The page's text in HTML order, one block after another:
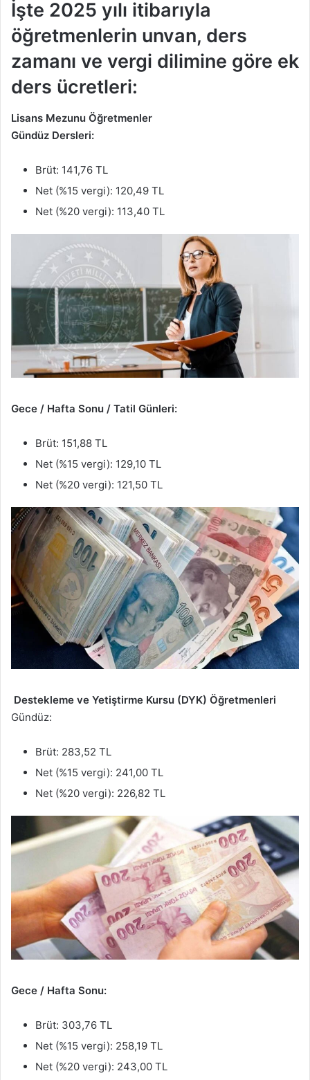
İşte 2025 yılı itibarıyla
öğretmenlerin unvan, ders
zamanı ve vergi dilimine göre ek
ders ücretleri:
Lisans Mezunu Öğretmenler
Gündüz Dersleri:
Brüt: 141,76 TL
Net (%15 vergi): 120,49 TL
Net (%20 vergi): 113,40 TL
Gece / Hafta Sonu / Tatil Günleri:
Brüt: 151,88 TL
Net (%15 vergi): 129,10 TL
Net (%20 vergi): 121,50 TL
Destekleme ve Yetiştirme Kursu (DYK) Öğretmenleri
Gündüz:
Brüt: 283,52 TL
Net (%15 vergi): 241,00 TL
Net (%20 vergi): 226,82 TL
Gece / Hafta Sonu:
Brüt: 303,76 TL
Net (%15 vergi): 258,19 TL
Net (%20 vergi): 243,00 TL